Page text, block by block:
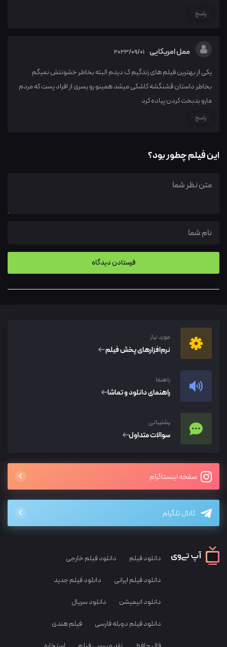
پاسخ
ممل امریکایی 2023/09/01
یکی از بهترین فیلم های زندگیم ک دیدم البته بخاطر خشونتش نمیگم
بخاطر داستان قشنگشه کاشکی میشد همینو رو یسری از افراد پست که مردم
مارو بدبخت کردن پیاده کرد
پاسخ
این فیلم چطور بود؟
مورد نیاز
نرم‌افزار‌های پخش فیلم
راهنما
راهنمای دانلود و تماشا
پشتیبانی
سوالات متداول
صفحه اینستاگرام
کانال تلگرام
دانلود فیلم دانلود فیلم خارجی
دانلود فیلم ایرانی دانلود فیلم جدید
دانلود انیمیشن دانلود سریال
دانلود فیلم دوبله فارسی فیلم هندی